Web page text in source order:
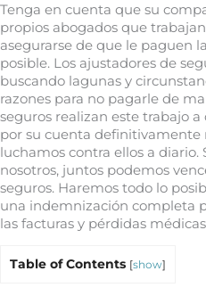
Tenga en cuenta que su
propios abogados que
asegurarse de que le paguen
posible. Los ajustadores de
buscando lagunas y
razones para no pagarle de
seguros realizan este trabajo
por su cuenta definitivamente
luchamos contra ellos a
nosotros, juntos podemos
seguros. Haremos todo lo
una indemnización completa
las facturas y pérdidas
Table of Contents [show]